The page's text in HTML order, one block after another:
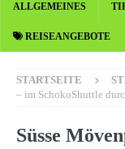
ALLGEMEINES
REISEANGEBOTE
STARTSEITE
– im SchokoShuttle
Süsse